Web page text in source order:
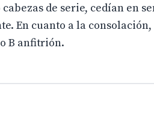
de serie, cedían en
En cuanto a la
B anfitrión.